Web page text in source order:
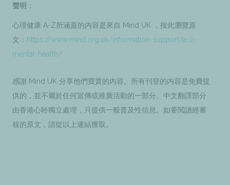
聲明：
心理健康 A-Z所涵蓋的内容是來自 Mind UK ，按此瀏覽原
文： https://www.mind.org.uk/information-support/a-z-
mental-health/
感謝 Mind UK 分享他們寶貴的內容。所有刊登的内容是免費提
供的，並不屬於任何宣傳或推廣活動的一部分。中文翻譯部分
由香港心聆獨立處理，只提供一般普及性信息。如要閲讀經審
核的原文，請從以上連結獲取。